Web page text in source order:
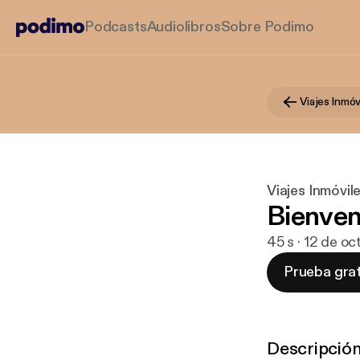
PodcastsAudiolibrosSobre Podimo
Viajes
Viajes
45 s · 12 de
Prueba